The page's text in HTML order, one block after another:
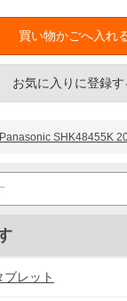
お気に入りに登録す
Panasonic SHK48455K
レット